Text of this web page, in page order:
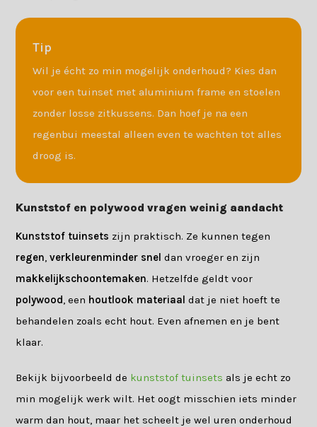
Tip
Wil je écht zo min mogelijk onderhoud? Kies dan
voor een tuinset met aluminium frame en stoelen
zonder losse zitkussens. Dan hoef je na een
regenbui meestal alleen even te wachten tot alles
droog is.
Kunststof en polywood vragen weinig aandacht
Kunststof tuinsets zijn praktisch. Ze kunnen tegen
regen,verkleurenminder snel dan vroeger en zijn
makkelijkschoontemaken. Hetzelfde geldt voor
polywood, een houtlook materiaal dat je niet hoeft te
behandelen zoals echt hout. Even afnemen en je bent
klaar.
Bekijk bijvoorbeeld de kunststof tuinsets als je echt zo
min mogelijk werk wilt. Het oogt misschien iets minder
warm dan hout, maar het scheelt je wel uren onderhoud